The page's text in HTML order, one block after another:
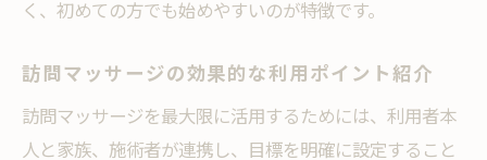
く、初めての方でも始めやすいのが特徴です。
訪問マッサージの効果的な利用ポイント紹介
訪問マッサージを最大限に活用するためには、利用者本
人と家族、施術者が連携し、目標を明確に設定すること